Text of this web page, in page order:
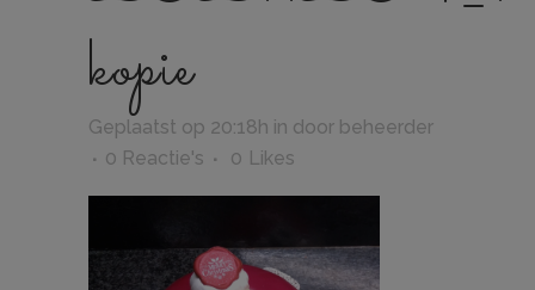
kopie
Geplaatst op 20:18h in door beheerder
0 Reactie's
0 Likes